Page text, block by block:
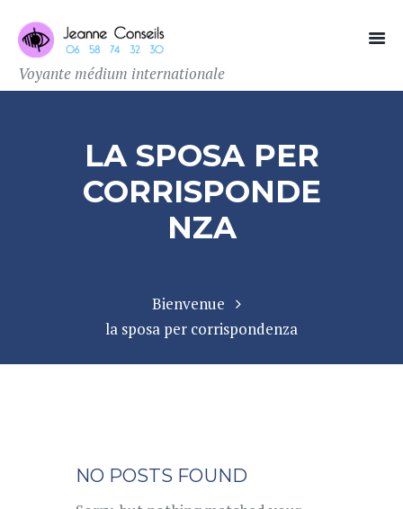
Voyante médium internationale
LA SPOSA PER
CORRISPONDE
NZA
Bienvenue
la sposa per corrispondenza
NO POSTS FOUND